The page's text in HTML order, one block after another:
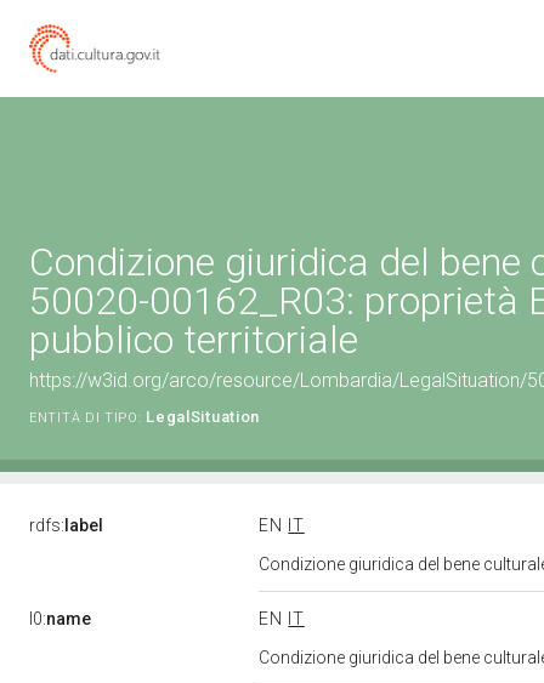
Condizione giuridica del bene
50020-00162_R03: proprietà
pubblico territoriale
https://w3id.org/arco/resource/Lombardia/LegalSituation/
ENTITÀ DI TIPO: LegalSituation
rdfs: label EN
IT
Condizione giuridica del bene
l0:name EN
IT
Condizione giuridica del bene